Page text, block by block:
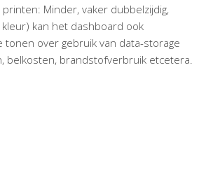
Minder, vaker dubbelzijdig,
kan het dashboard ook
tonen over gebruik van data-storage
belkosten, brandstofverbruik etcetera.